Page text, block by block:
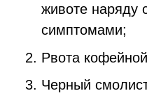
животе наряду
симптомами;
Рвота
Черный